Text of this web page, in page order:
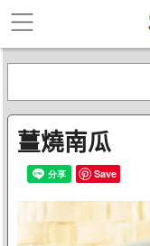
薑燒南瓜
Save